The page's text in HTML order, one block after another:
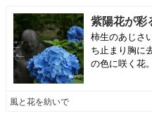
柿生のあじさ
ち止まり胸に
の色に咲く花
風と花を紡いで